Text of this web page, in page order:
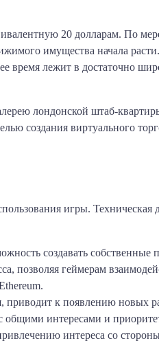
20 долларам. По
имущества начала
время лежит в достаточно
лондонской штаб-
создания виртуального
игры. Техническая
создавать собственные
позволяя геймерам
приводит к появлению новых
общими интересами и
интереса со